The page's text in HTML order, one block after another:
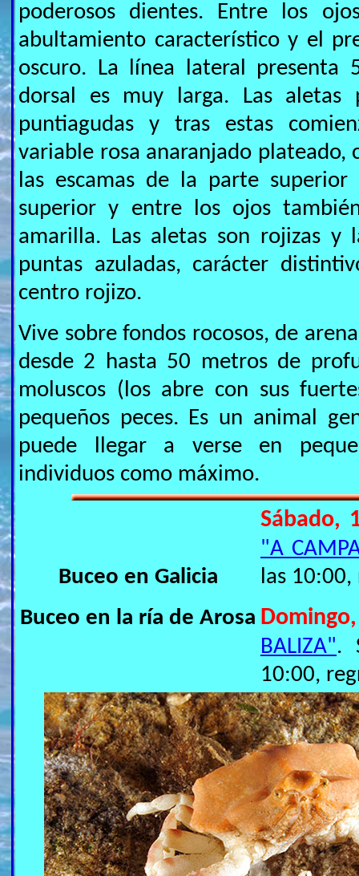
poderosos dientes. Entre los
abultamiento característico y el
oscuro. La línea lateral presenta
dorsal es muy larga. Las aletas
puntiagudas y tras estas
variable rosa anaranjado
las escamas de la parte
superior y entre los ojos
amarilla. Las aletas son rojizas y
puntas azuladas, carácter
centro rojizo.
Vive sobre fondos rocosos, de
desde 2 hasta 50 metros de
moluscos (los abre con sus
pequeños peces. Es un animal
puede llegar a verse en
individuos como máximo.
Buceo en Galicia
Buceo en la ría de Arosa
Sábado,
"A
las 10:00,
BALIZA".
10:00,